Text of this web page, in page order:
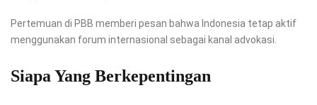
Pertemuan di PBB memberi pesan bahwa Indonesia tetap aktif
menggunakan forum internasional sebagai kanal advokasi.
Siapa Yang Berkepentingan